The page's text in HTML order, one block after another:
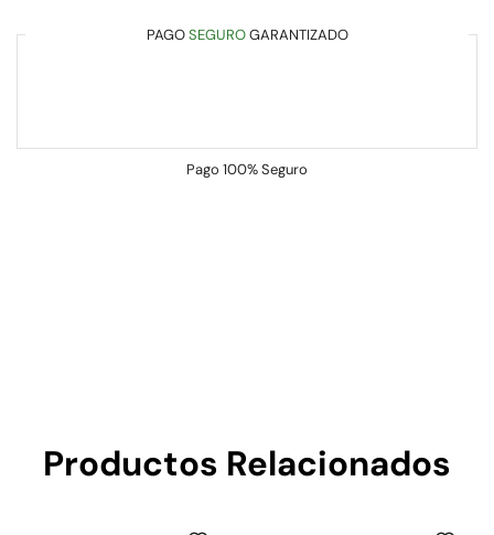
PAGOSEGUROGARANTIZADO
Pago 100% Seguro
Productos Relacionados